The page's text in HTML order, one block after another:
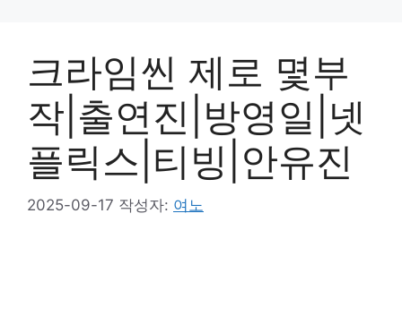
크라임씬 제로 몇부
작|출연진|방영일|넷
플릭스|티빙|안유진
2025-09-17 작성자: 여노